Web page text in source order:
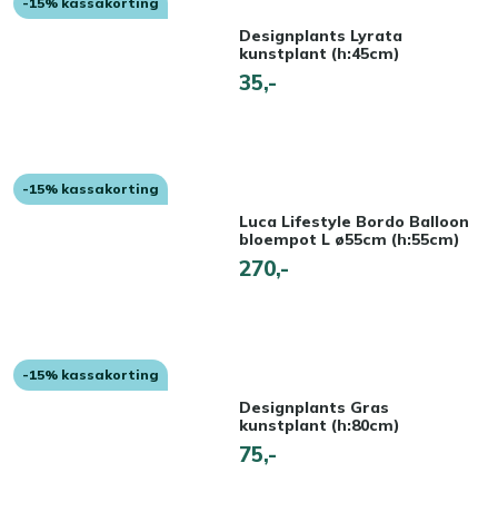
Designplants Lyrata
kunstplant (h:45cm)
35,-
-15% kassakorting
Luca Lifestyle Bordo Balloon
bloempot L ø55cm (h:55cm)
270,-
-15% kassakorting
Designplants Gras
kunstplant (h:80cm)
75,-